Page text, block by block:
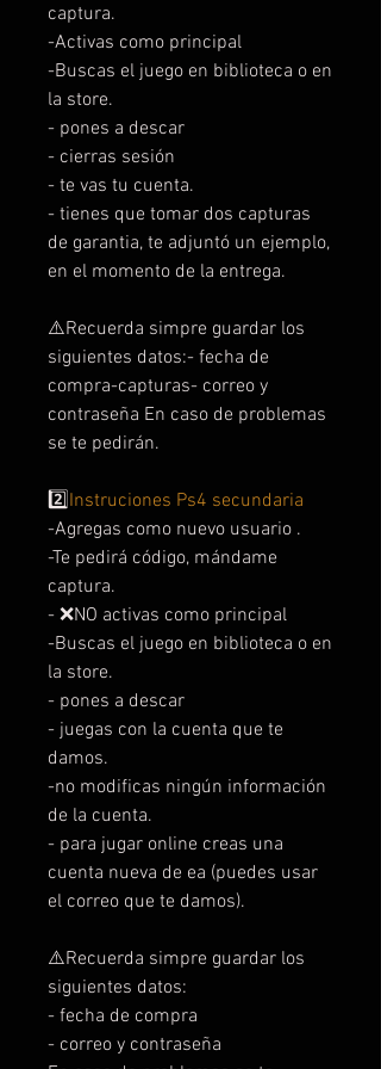
captura.
-Activas como principal
-Buscas el juego en biblioteca o en
la store.
- pones a descar
- cierras sesión
- te vas tu cuenta.
- tienes que tomar dos capturas
de garantia, te adjuntó un ejemplo,
en el momento de la entrega.
⚠️Recuerda simpre guardar los
siguientes datos:- fecha de
compra-capturas- correo y
contraseña En caso de problemas
se te pedirán.
2️⃣Instruciones Ps4 secundaria
-Agregas como nuevo usuario .
-Te pedirá código, mándame
captura.
- ❌NO activas como principal
-Buscas el juego en biblioteca o en
la store.
- pones a descar
- juegas con la cuenta que te
damos.
-no modificas ningún información
de la cuenta.
- para jugar online creas una
cuenta nueva de ea (puedes usar
el correo que te damos).
⚠️Recuerda simpre guardar los
siguientes datos:
- fecha de compra
- correo y contraseña